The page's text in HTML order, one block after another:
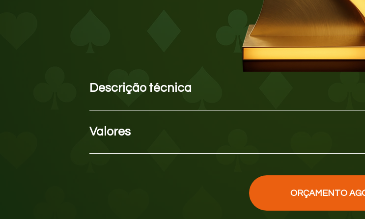
Descrição técnica
peça possui luz de LED RGB em seu contorno. Esta peça
Valores
ORÇAMENTO